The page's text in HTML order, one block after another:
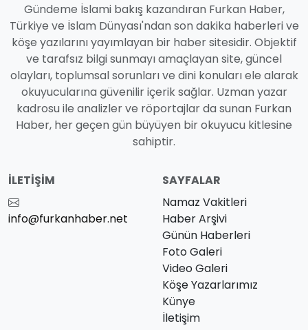
Gündeme İslami bakış kazandıran Furkan Haber,
Türkiye ve İslam Dünyası'ndan son dakika haberleri ve
köşe yazılarını yayımlayan bir haber sitesidir. Objektif
ve tarafsız bilgi sunmayı amaçlayan site, güncel
olayları, toplumsal sorunları ve dini konuları ele alarak
okuyucularına güvenilir içerik sağlar. Uzman yazar
kadrosu ile analizler ve röportajlar da sunan Furkan
Haber, her geçen gün büyüyen bir okuyucu kitlesine
sahiptir.
İLETIŞIM
info@furkanhaber.net
SAYFALAR
Namaz Vakitleri
Haber Arşivi
Günün Haberleri
Foto Galeri
Video Galeri
Köşe Yazarlarımız
Künye
İletişim